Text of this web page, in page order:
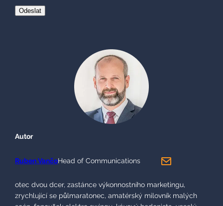
Ruben Vančo
otec dvou dcer, zastánce výkonnostního marketingu,
scén, fanoušek elektro swingu, kávový hedonista, veselý
cyklista, užaslý pozorovatel…